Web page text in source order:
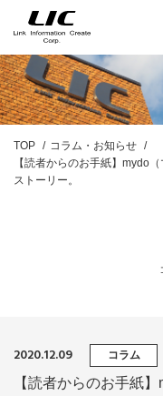
TOP
コラム・お知らせ
【読者からのお手紙】mydo
ストーリー。
2020.12.09 コラム
【読者からのお手紙